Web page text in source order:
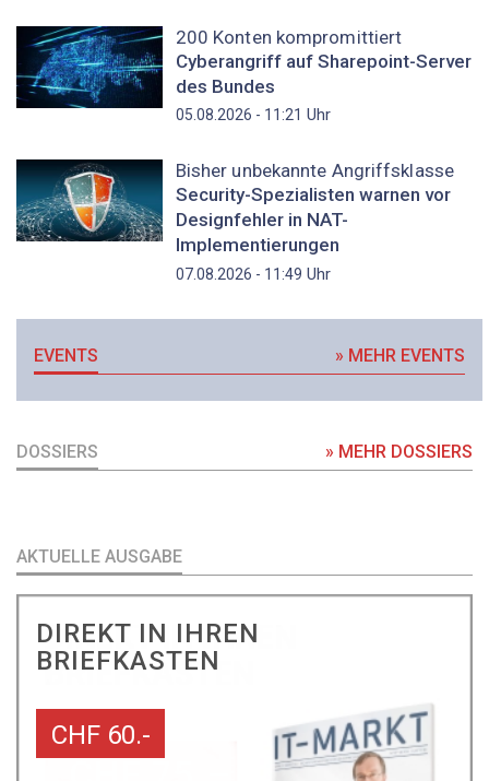
200 Konten kompromittiert
Cyberangriff auf Sharepoint-Server
des Bundes
05.08.2026 - 11:21 Uhr
Bisher unbekannte Angriffsklasse
Security-Spezialisten warnen vor
Designfehler in NAT-
Implementierungen
07.08.2026 - 11:49 Uhr
EVENTS » MEHR EVENTS
DOSSIERS » MEHR DOSSIERS
AKTUELLE AUSGABE
DIREKT IN IHREN
BRIEFKASTEN
CHF 60.-